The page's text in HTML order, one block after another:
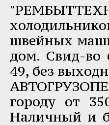
швейных
дом. Свид-во
49, без
городу от
Наличный и